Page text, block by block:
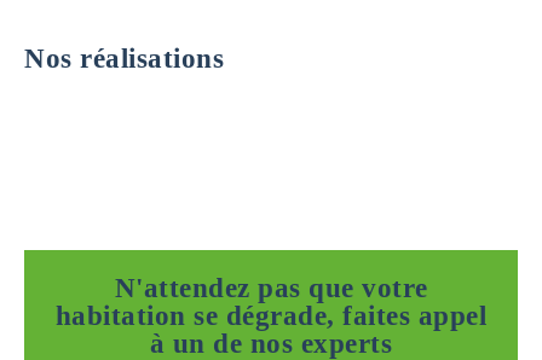
Nos réalisations
N'attendez pas que votre
habitation se dégrade, faites appel
à un de nos experts